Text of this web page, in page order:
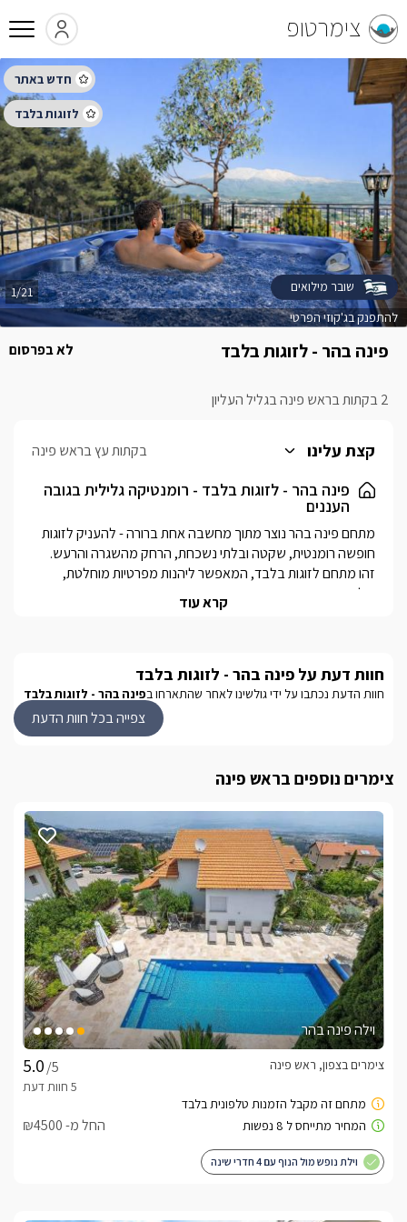
צימרטופ
פינה בהר - לזוגות בלבד
2 בקתות בראש פינה בגליל העליון
לא בפרסום
להתפנק בג'קוזי הפרטי
1/21 שובר מילואים
קצת עלינו בקתות עץ בראש פינה
פינה בהר - לזוגות בלבד - רומנטיקה גלילית בגובה
העננים
גם מבריכה משותפת ומעוצבת, הצופה לנוף פתוח ומרהיב,
בפינה בהר מתחברים יחד כל האלמנטים לחופשה זוגית מושלמת:
קפה, גלריות וחנויות בוטיק. השילוב בין הטבע הפראי לשירות מוקפד
יוצר חוויה מאוזנת, רגועה ומלאת קסם.
מה תמצאו בבקתות?
במתחם פינה בהר שתי בקתות עץ רומנטיות לזוגות בלבד:בקתת
נוף ובקתת נוף ספא. שתי הבקתות זהות בסגנון העיצוב  ובאווירה
הכפרית-חמימה.  הבקתות בנויות כחלל פתוח ומואר, בעיצוב כפרי
קלאסי עם קירות עץ טבעיים, ריהוט עץ מאסיבי, פרטי נוי חינניים
ותאורה רכה היוצרים תחושת חמימות ורוגע. דלתות זכוכית רחבות
בכל אחת מהבקתות תיהנו מ־מיטה זוגית רחבה ונוחה במיוחד עם
מזרן איכותי ומצעים רכיםג’קוזי זוגי פנימי גדול, הממוקם לצד חלון
ביתיתמטבחון כפרי הכולל מכונת אספרסו, בר מים ופינת סעודה
קרא עוד
חוות דעת על פינה בהר - לזוגות בלבד
חוות הדעת נכתבו על ידי גולשינו לאחר שהתארחו בפינה בהר - לזוגות בלבד
צפייה בכל חוות הדעת
צימרים נוספים בראש פינה
וילה פינה בהר
/5
צימרים בצפון, ראש פינה
החל מ- ₪4500
וילת נופש מול הנוף עם 4 חדרי שינה